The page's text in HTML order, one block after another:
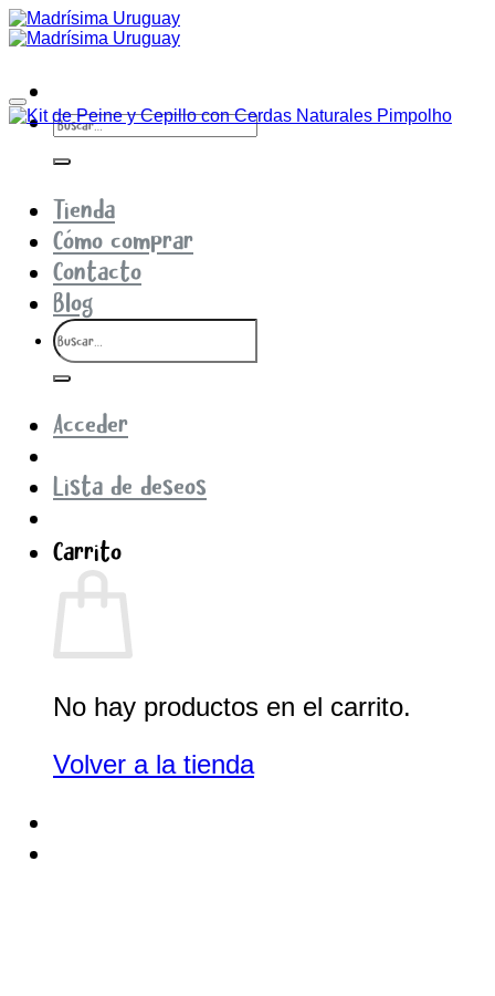
Saltar
al
Buscar
por:
Tienda
Cómo comprar
Contacto
Blog
Buscar
por:
Acceder
Lista de deseos
Carrito
No hay productos en el carrito.
Volver a la tienda
Añadir a la lista de deseos